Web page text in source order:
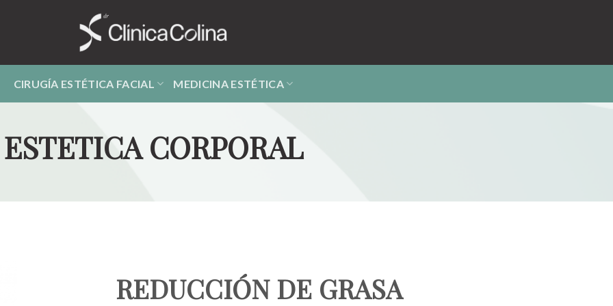
CIRUGÍA ESTÉTICA FACIAL MEDICINA ESTÉTICA
ESTETICA CORPORAL
REDUCCIÓN DE GRASA